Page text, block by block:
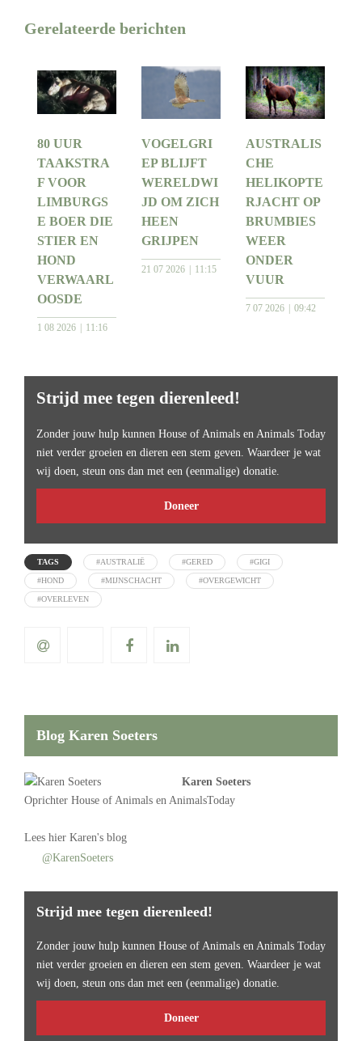
Gerelateerde berichten
80 UUR
TAAKSTRA
F VOOR
LIMBURGS
E BOER DIE
STIER EN
HOND
VERWAARL
OOSDE
1 08 2026 11:16
VOGELGRI
EP BLIJFT
WERELDWI
JD OM ZICH
HEEN
GRIJPEN
21 07 2026 11:15
AUSTRALIS
CHE
HELIKOPTE
RJACHT OP
BRUMBIES
WEER
ONDER
VUUR
7 07 2026 09:42
Strijd mee tegen dierenleed!
Zonder jouw hulp kunnen House of Animals en Animals Today
niet verder groeien en dieren een stem geven. Waardeer je wat
wij doen, steun ons dan met een (eenmalige) donatie.
Doneer
TAGS #AUSTRALIË #GERED #GIGI
#HOND #MIJNSCHACHT #OVERGEWICHT
#OVERLEVEN
Blog Karen Soeters
Karen Soeters
Oprichter House of Animals en AnimalsToday
Lees hier Karen's blog
@KarenSoeters
Strijd mee tegen dierenleed!
Zonder jouw hulp kunnen House of Animals en Animals Today
niet verder groeien en dieren een stem geven. Waardeer je wat
wij doen, steun ons dan met een (eenmalige) donatie.
Doneer